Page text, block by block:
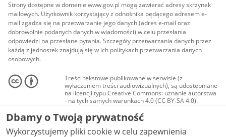
Strony dostępne w domenie www.gov.pl mogą zawierać adresy skrzynek
mailowych. Użytkownik korzystający z odnośnika będącego adresem e-
mail zgadza się na przetwarzanie jego danych (adres e-mail oraz
dobrowolnie podanych danych w wiadomości) w celu przesłania
odpowiedzi na przesłane pytania. Szczegóły przetwarzania danych przez
każdą z jednostek znajdują się w ich politykach przetwarzania danych
osobowych.
Treści tekstowe publikowane w serwisie (z
wyłączeniem treści audiowizualnych), są udostępniane
na licencji typu Creative Commons: uznanie autorstwa
- na tych samych warunkach 4.0 (CC BY-SA 4.0).
Materiały audiowizualne, w tym zdjęcia, materiały
audio i wideo, są udostępniane na licencji typu
Creative Commons: uznanie autorstwa użycie
niekomercyjne - bez utworów zależnych 4.0 (CC BY-
Dbamy o Twoją prywatność
Wykorzystujemy pliki cookie w celu zapewnienia